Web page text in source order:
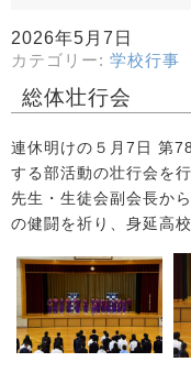
2026年5月7日
カテゴリー: 学校行事
総体壮行会
連休明けの５月7日 第
する部活動の壮行会を
先生・生徒会副会長か
の健闘を祈り、身延高